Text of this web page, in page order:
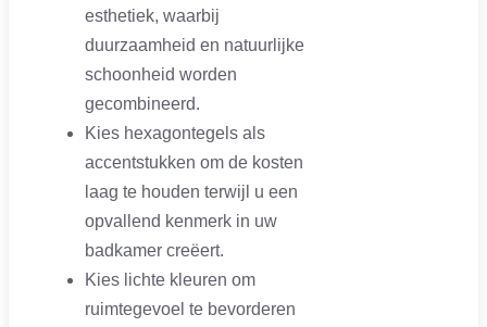
esthetiek, waarbij
duurzaamheid en natuurlijke
schoonheid worden
gecombineerd.
Kies hexagontegels als
accentstukken om de kosten
laag te houden terwijl u een
opvallend kenmerk in uw
badkamer creëert.
Kies lichte kleuren om
ruimtegevoel te bevorderen